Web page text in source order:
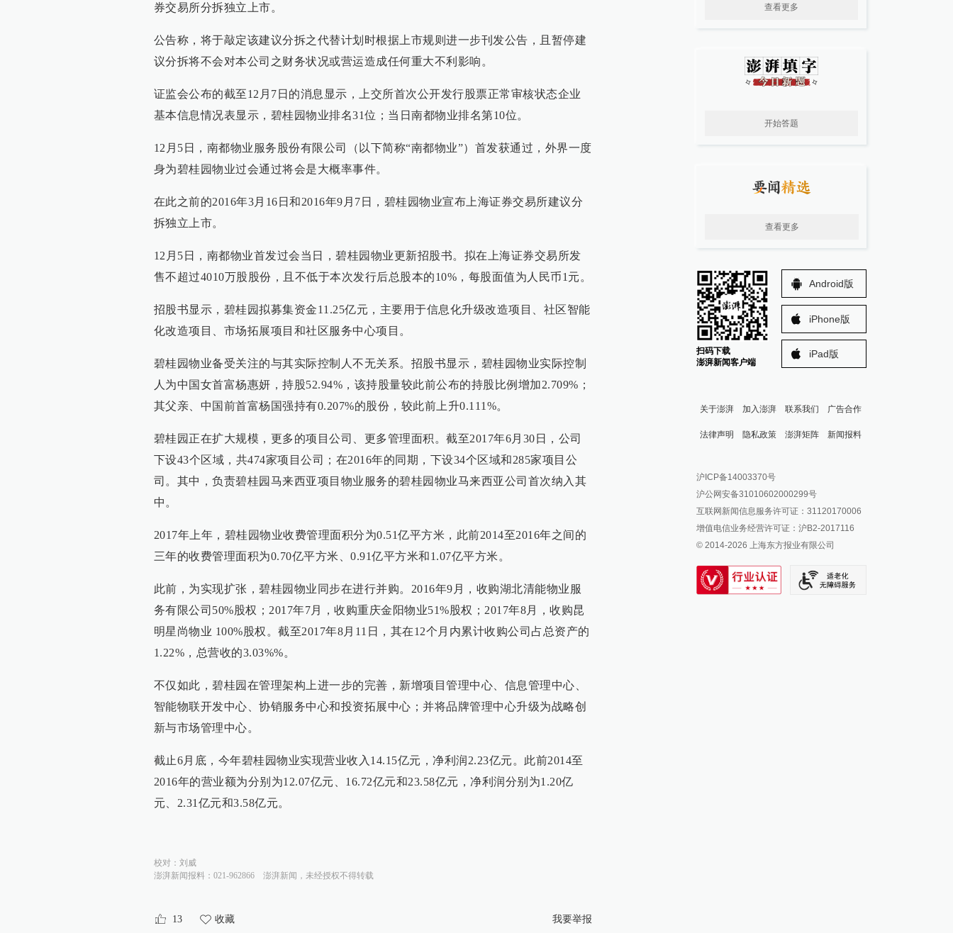
券交易所分拆独立上市。
公告称，将于敲定该建议分拆之代替计划时根据上市规则进一步刊发公告，且暂停建
议分拆将不会对本公司之财务状况或营运造成任何重大不利影响。
证监会公布的截至12月7日的消息显示，上交所首次公开发行股票正常审核状态企业
基本信息情况表显示，碧桂园物业排名31位；当日南都物业排名第10位。
12月5日，南都物业服务股份有限公司（以下简称“南都物业”）首发获通过，外界一度
身为碧桂园物业过会通过将会是大概率事件。
在此之前的2016年3月16日和2016年9月7日，碧桂园物业宣布上海证券交易所建议分
拆独立上市。
12月5日，南都物业首发过会当日，碧桂园物业更新招股书。拟在上海证券交易所发
售不超过4010万股股份，且不低于本次发行后总股本的10%，每股面值为人民币1元。
招股书显示，碧桂园拟募集资金11.25亿元，主要用于信息化升级改造项目、社区智能
化改造项目、市场拓展项目和社区服务中心项目。
碧桂园物业备受关注的与其实际控制人不无关系。招股书显示，碧桂园物业实际控制
人为中国女首富杨惠妍，持股52.94%，该持股量较此前公布的持股比例增加2.709%；
其父亲、中国前首富杨国强持有0.207%的股份，较此前上升0.111%。
碧桂园正在扩大规模，更多的项目公司、更多管理面积。截至2017年6月30日，公司
下设43个区域，共474家项目公司；在2016年的同期，下设34个区域和285家项目公
司。其中，负责碧桂园马来西亚项目物业服务的碧桂园物业马来西亚公司首次纳入其
中。
2017年上年，碧桂园物业收费管理面积分为0.51亿平方米，此前2014至2016年之间的
三年的收费管理面积为0.70亿平方米、0.91亿平方米和1.07亿平方米。
此前，为实现扩张，碧桂园物业同步在进行并购。2016年9月，收购湖北清能物业服
务有限公司50%股权；2017年7月，收购重庆金阳物业51%股权；2017年8月，收购昆
明星尚物业 100%股权。截至2017年8月11日，其在12个月内累计收购公司占总资产的
1.22%，总营收的3.03%%。
不仅如此，碧桂园在管理架构上进一步的完善，新增项目管理中心、信息管理中心、
智能物联开发中心、协销服务中心和投资拓展中心；并将品牌管理中心升级为战略创
新与市场管理中心。
截止6月底，今年碧桂园物业实现营业收入14.15亿元，净利润2.23亿元。此前2014至
2016年的营业额为分别为12.07亿元、16.72亿元和23.58亿元，净利润分别为1.20亿
元、2.31亿元和3.58亿元。
校对： 刘威
澎湃新闻报料：021-962866
澎湃新闻，未经授权不得转载
13 收藏 我要举报
查看更多
开始答题
查看更多
扫码下载
澎湃新闻客户端
Android版
iPhone版
iPad版
关于澎湃 加入澎湃 联系我们 广告合作
法律声明 隐私政策 澎湃矩阵
澎湃新闻公众号
澎湃新闻抖音号
派生万物开放平台
IP SHANGHAI
SIXTH TONE
新闻报料
报料邮箱: news@thepaper.cn
沪ICP备14003370号
沪公网安备31010602000299号
互联网新闻信息服务许可证：31120170006
增值电信业务经营许可证：沪B2-2017116
© 2014-2026 上海东方报业有限公司